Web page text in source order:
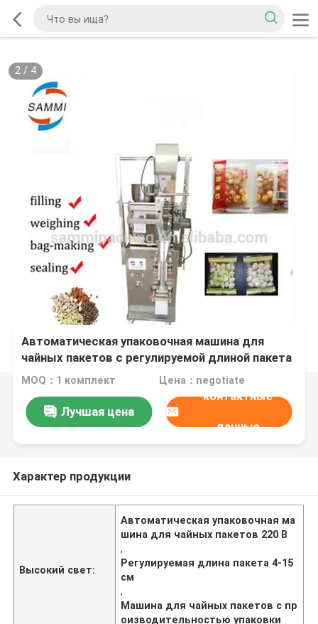
2/ 4
Автоматическая упаковочная машина для
чайных пакетов с регулируемой длиной пакета
4-15 см 220 В 260 В 50 60 Гц.
MOQ：1 комплект Цена：negotiate
Лучшая цена
контактные
данные
Характер продукции
Высокий свет:
Автоматическая упаковочная ма
шина для чайных пакетов 220 В
,
Регулируемая длина пакета 4-15
см
,
Машина для чайных пакетов с пр
оизводительностью упаковки